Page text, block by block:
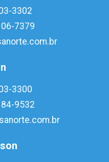
3302
7379
3300
9532